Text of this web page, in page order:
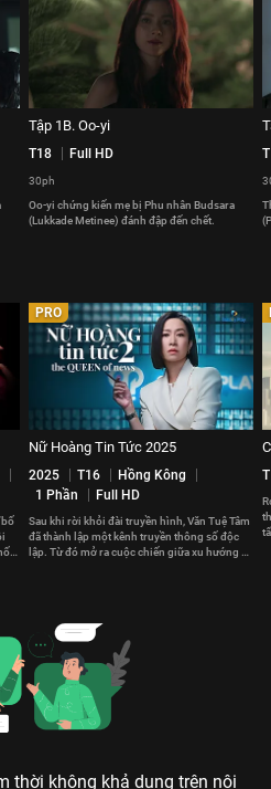
Tập 1B. Oo-yi
T18 Full HD
30ph
Oo-yi chứng kiến mẹ bị Phu nhân Budsara
(Lukkade Metinee) đánh đập đến chết.
PRO
Nữ Hoàng Tin Tức 2025
2025 T16
Hồng Kông
1 Phần
Full HD
Sau khi rời khỏi đài truyền hình, Văn Tuệ Tâm
đã thành lập một kênh truyền thông số độc
lập. Từ đó mở ra cuộc chiến giữa xu hướng cũ
thời không khả dụng trên nội